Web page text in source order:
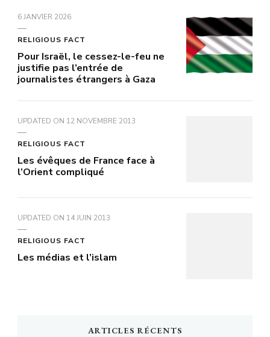
6 JANVIER 2026
RELIGIOUS FACT
Pour Israël, le cessez-le-feu ne
justifie pas l’entrée de
journalistes étrangers à Gaza
UPDATED ON 12 NOVEMBRE 2013
RELIGIOUS FACT
Les évêques de France face à
l’Orient compliqué
UPDATED ON 14 JUIN 2013
RELIGIOUS FACT
Les médias et l’islam
ARTICLES RÉCENTS